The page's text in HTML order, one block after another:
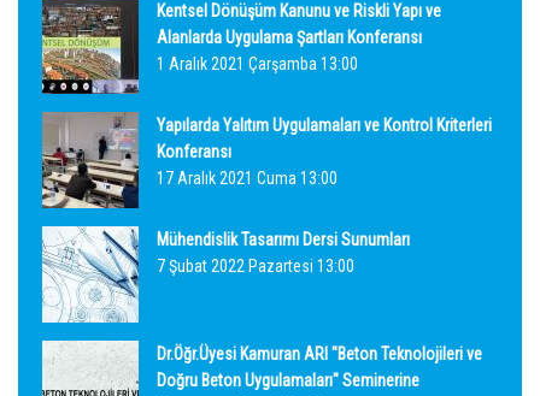
Kentsel Dönüşüm Kanunu ve Riskli Yapı ve
Alanlarda Uygulama Şartları Konferansı
1 Aralık 2021 Çarşamba 13:00
Yapılarda Yalıtım Uygulamaları ve Kontrol Kriterleri
Konferansı
17 Aralık 2021 Cuma 13:00
Mühendislik Tasarımı Dersi Sunumları
7 Şubat 2022 Pazartesi 13:00
Dr.Öğr.Üyesi Kamuran ARI "Beton Teknolojileri ve
Doğru Beton Uygulamaları" Seminerine